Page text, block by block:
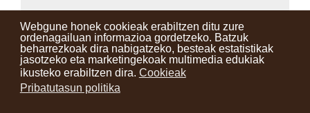
Webgune honek cookieak erabiltzen ditu zure
ordenagailuan informazioa gordetzeko. Batzuk
beharrezkoak dira nabigatzeko, besteak estatistikak
jasotzeko eta marketingekoak multimedia edukiak
ikusteko erabiltzen dira. Cookieak
Pribatutasun politika
Kontaktuak Erabilera baldintzak Lege oharra
Berriak
Zure iritzia